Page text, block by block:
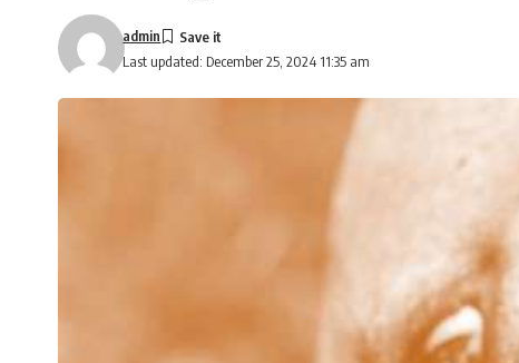
Last updated: December 25, 2024 11:35 am
admin